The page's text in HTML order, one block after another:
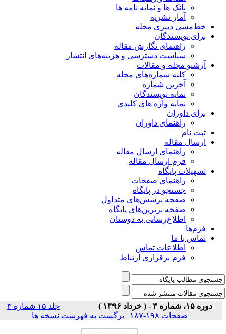
بانک ها و نمایه نامه ها
آمار نشریه
خط‌مشی دبیری مجله
برای نویسندگان
راهنمای نگارش مقاله
سیاست دسترسی و هزینه‌های انتشار
آرشیو مجله و مقالات
کلیه شماره‌های مجله
آخرین شماره
نمایه نویسندگان
نمایه واژه های کلیدی
برای داوران
راهنمای داوران
ثبت نام
ارسال مقاله
راهنمای ارسال مقاله
فرم ارسال مقاله
تسهیلات پایگاه
راهنمای صفحات
جستجو در پایگاه
صفحه پرسش‌های متداول
صفحه برترین‌های پایگاه
اطلاع‌رسانی به دوستان
فرم‌ها
تماس با ما
اطلاعات تماس
فرم برقراری ارتباط
دوره ۱۵، شماره ۳ - ( خرداد ۱۳۹۶ )
جلد ۱۵ شماره ۳
صفحات ۱۹۸-۱۸۷
| برگشت به فهرست نسخه ها